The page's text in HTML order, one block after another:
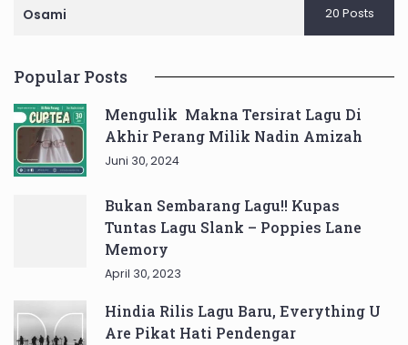
Osami 20 Posts
Popular Posts
Mengulik Makna Tersirat Lagu Di
Akhir Perang Milik Nadin Amizah
Juni 30, 2024
Bukan Sembarang Lagu!! Kupas
Tuntas Lagu Slank – Poppies Lane
Memory
April 30, 2023
Hindia Rilis Lagu Baru, Everything U
Are Pikat Hati Pendengar